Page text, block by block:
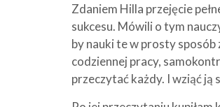
Zdaniem Hilla przejęcie
sukcesu. Mówili o tym
by nauki te w prosty sposób
codziennej pracy,
przeczytać każdy. I wziąć ją